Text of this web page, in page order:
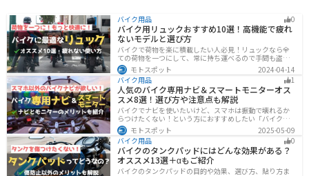
バイク用品 0
バイク用リュックおすすめ10選！高機能で疲れ
ないモデルと選び方
バイクで荷物を楽に積載したい人必見！リュックなら全
ての荷物を一つにして、常に持ち運べるので手間も盗ま
れる心配もありません。腰や肩の負担を軽減して通勤通
学・ツーリングを快適にできるオススメリュックを紹介
します。
モトスポット
2024-04-14
バイク用品
1
人気のバイク専用ナビ＆スマートモニターオス
スメ8選！選び方や注意点も解説
バイクでナビを使いたいけど、スマホは振動で壊れるか
らつけたくない！という方におすすめしたい「バイク専
用ナビ」と「スマートモニター」をまとめてご紹介しま
す。専用ナビなら耐久性もあり、オフラインでも使える
ので安心です。スマートモニターは、スマホと連動させ
てスマホの機能をそのまま利用できます。ドラレコや死
角警告、駐車場の振動検知など様々な便利機能も搭載さ
れています。
モトスポット
2025-05-09
バイク用品
0
バイクのタンクパッドにはどんな効果がある？
オススメ13選＋αもご紹介
バイクのタンクパッドの目的や効果、選び方、貼り方ま